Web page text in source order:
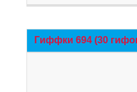
Гиффки 694 (30